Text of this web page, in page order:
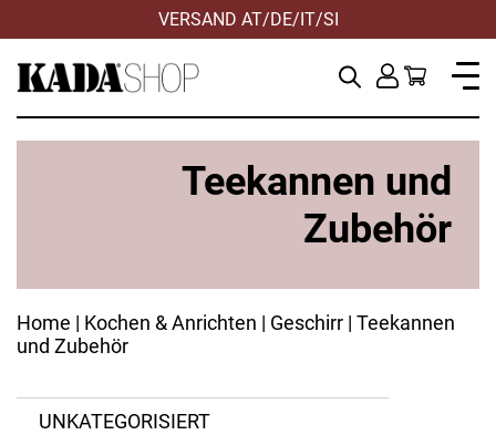
VERSAND AT/DE/IT/SI
Teekannen und
Zubehör
Home | Kochen & Anrichten | Geschirr | Teekannen
und Zubehör
UNKATEGORISIERT
ZURÜCKSETZEN
ANWENDEN
ZURÜCKSETZEN
ZURÜCKSETZEN
ANWENDEN
ZURÜCKSETZEN